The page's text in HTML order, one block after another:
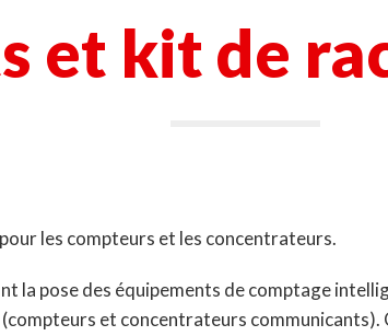
et kit de
les compteurs et les concentrateurs.
la pose des équipements de comptage
et concentrateurs